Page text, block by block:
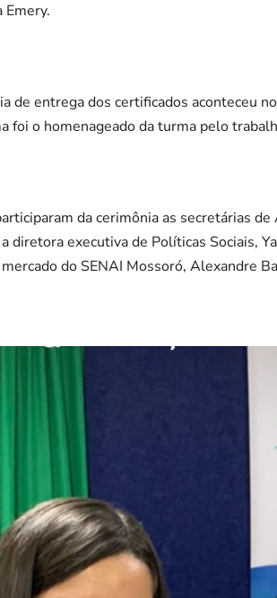
Emery.
de entrega dos certificados aconteceu
foi o homenageado da turma pelo
da cerimônia as secretárias
diretora executiva de Políticas Sociais,
do SENAI Mossoró, Alexandre